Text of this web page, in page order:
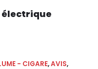
électrique
- CIGARE,AVIS,